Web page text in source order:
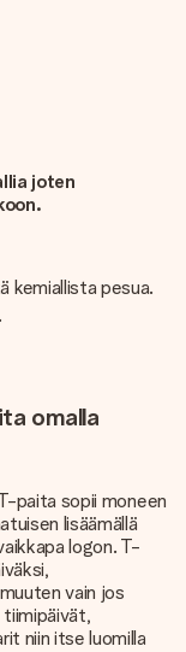
joten
kemiallista pesua.
omalla
paita sopii moneen
lisäämällä
logon. T-
vain jos
niin itse luomilla